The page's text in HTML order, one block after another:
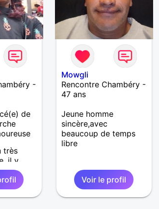
-
de
très
il y
pavés
très
Mowgli
Rencontre Chambéry -
47 ans
Jeune homme
sincère,avec
beaucoup de temps
libre
Voir le profil